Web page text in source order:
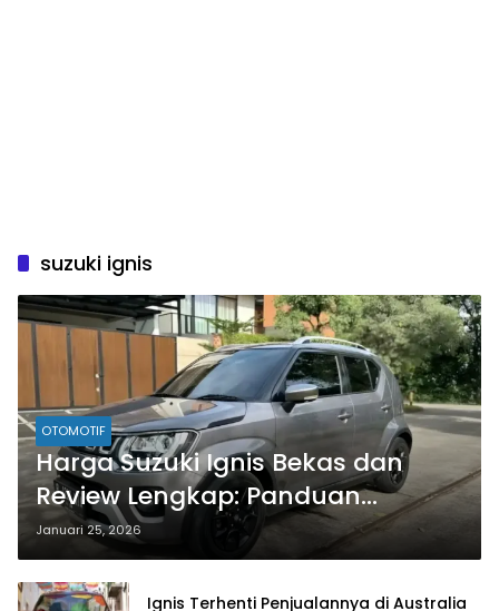
suzuki ignis
OTOMOTIF
Harga Suzuki Ignis Bekas dan
Review Lengkap: Panduan
Membeli Urban SUV Mungil
Januari 25, 2026
Ignis Terhenti Penjualannya di Australia